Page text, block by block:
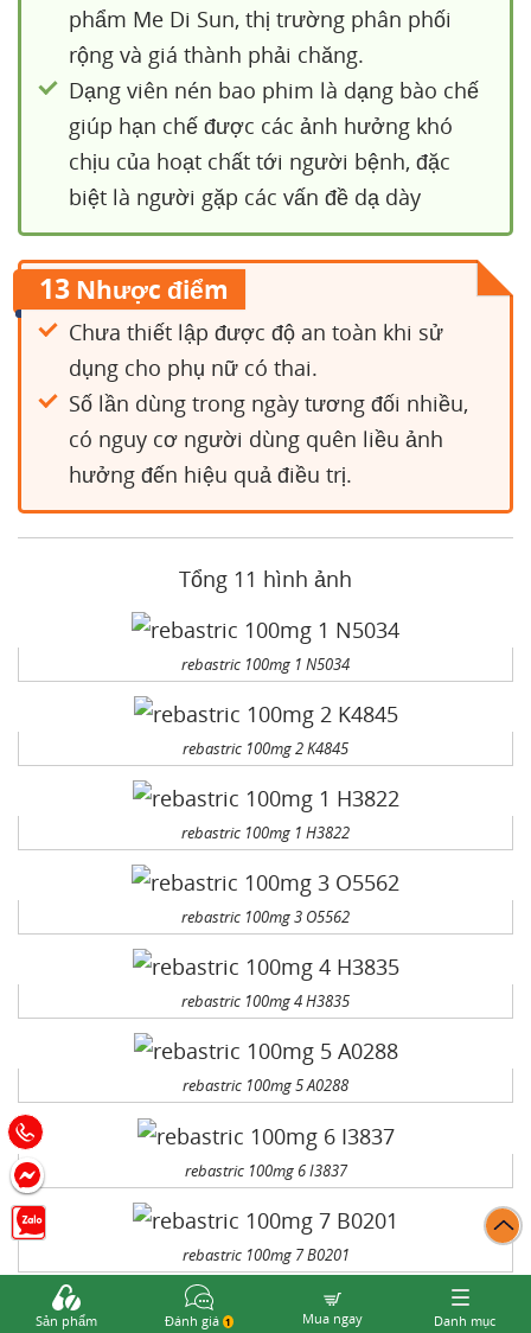
phẩm Me Di Sun, thị trường phân phối
rộng và giá thành phải chăng.
Dạng viên nén bao phim là dạng bào chế
giúp hạn chế được các ảnh hưởng khó
chịu của hoạt chất tới người bệnh, đặc
biệt là người gặp các vấn đề dạ dày
13 Nhược điểm
Chưa thiết lập được độ an toàn khi sử
dụng cho phụ nữ có thai.
Số lần dùng trong ngày tương đối nhiều,
có nguy cơ người dùng quên liều ảnh
hưởng đến hiệu quả điều trị.
Tổng 11 hình ảnh
rebastric 100mg 1 N5034
rebastric 100mg 2 K4845
rebastric 100mg 1 H3822
rebastric 100mg 3 O5562
rebastric 100mg 4 H3835
rebastric 100mg 5 A0288
rebastric 100mg 6 I3837
rebastric 100mg 7 B0201
Sản phẩm Đánh giá 1 Mua ngay Danh mục